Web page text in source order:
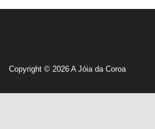
Copyright © 2026 A Jóia da Coroa